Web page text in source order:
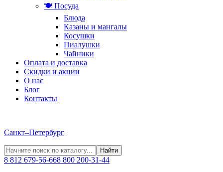
🍽️ Посуда
Блюда
Казаны и мангалы
Косушки
Пиалушки
Чайники
Оплата и доставка
Скидки и акции
О нас
Блог
Контакты
Санкт–Петербург
Найти
8 812 679-56-668 800 200-31-44